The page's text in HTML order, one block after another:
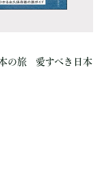
の旅 愛すべき日本